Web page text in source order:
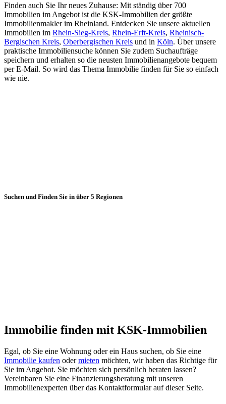
Finden auch Sie Ihr neues Zuhause: Mit ständig über 700
Immobilien im Angebot ist die KSK-Immobilien der größte
Immobilienmakler im Rheinland. Entdecken Sie unsere aktuellen
Immobilien im Rhein-Sieg-Kreis, Rhein-Erft-Kreis, Rheinisch-
Bergischen Kreis, Oberbergischen Kreis und in Köln. Über unsere
praktische Immobiliensuche können Sie zudem Suchaufträge
speichern und erhalten so die neusten Immobilienangebote bequem
per E-Mail. So wird das Thema Immobilie finden für Sie so einfach
wie nie.
Suchen und Finden Sie in über 5 Regionen
Immobilie finden mit KSK-Immobilien
Egal, ob Sie eine Wohnung oder ein Haus suchen, ob Sie eine
Immobilie kaufen odermieten möchten, wir haben das Richtige für
Sie im Angebot. Sie möchten sich persönlich beraten lassen?
Vereinbaren Sie eine Finanzierungsberatung mit unseren
Immobilienexperten über das Kontaktformular auf dieser Seite.